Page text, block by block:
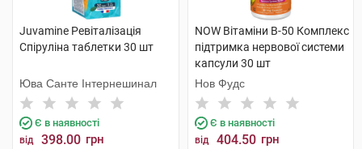
Juvamine Ревіталізація
Спіруліна таблетки 30 шт
Юва Санте Інтернешинал
Є в наявності
від 398.00 грн
NOW Вітаміни В-50 Комплекс
підтримка нервової системи
капсули 30 шт
Нов Фудс
Є в наявності
від 404.50 грн